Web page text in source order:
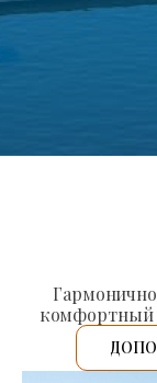
комфортный